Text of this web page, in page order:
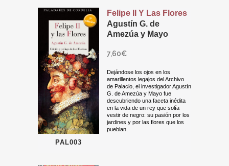
PAL003
Felipe II Y Las Flores
Agustín G. de
Amezúa y Mayo
7,60€
Dejándose los ojos en los
amarillentos legajos del Archivo
de Palacio, el investigador Agustín
G. de Amezúa y Mayo fue
descubriendo una faceta inédita
en la vida de un rey que solía
vestir de negro: su pasión por los
jardines y por las flores que los
pueblan.